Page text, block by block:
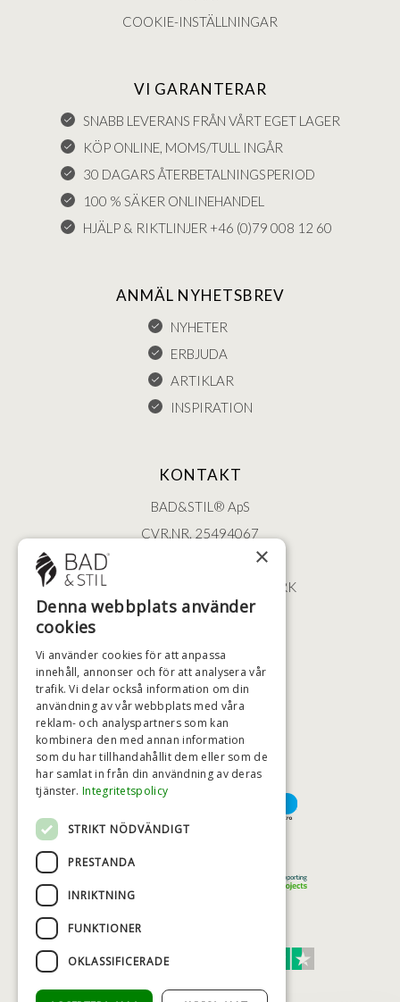
COOKIE-INSTÄLLNINGAR
VI GARANTERAR
SNABB LEVERANS FRÅN VÅRT EGET LAGER
KÖP ONLINE, MOMS/TULL INGÅR
30 DAGARS ÅTERBETALNINGSPERIOD
100 % SÄKER ONLINEHANDEL
HJÄLP & RIKTLINJER +46 (0)79 008 12 60
ANMÄL NYHETSBREV
NYHETER
ERBJUDA
ARTIKLAR
INSPIRATION
KONTAKT
BAD&STIL® ApS
CVR.NR. 25494067
ØSTERBROGADE 202
2100 KØBENHAVN • DANMARK
+46 (0)79 008 12 60
HÖGSTA KREDITVÄRDIGHET
BETALNINGSALTERNATIV
×
Denna webbplats använder
cookies
Vi använder cookies för att anpassa
innehåll, annonser och för att analysera vår
trafik. Vi delar också information om din
användning av vår webbplats med våra
reklam- och analyspartners som kan
kombinera den med annan information
som du har tillhandahållit dem eller som de
har samlat in från din användning av deras
tjänster. Integritetspolicy
STRIKT NÖDVÄNDIGT
PRESTANDA
INRIKTNING
FUNKTIONER
OKLASSIFICERADE